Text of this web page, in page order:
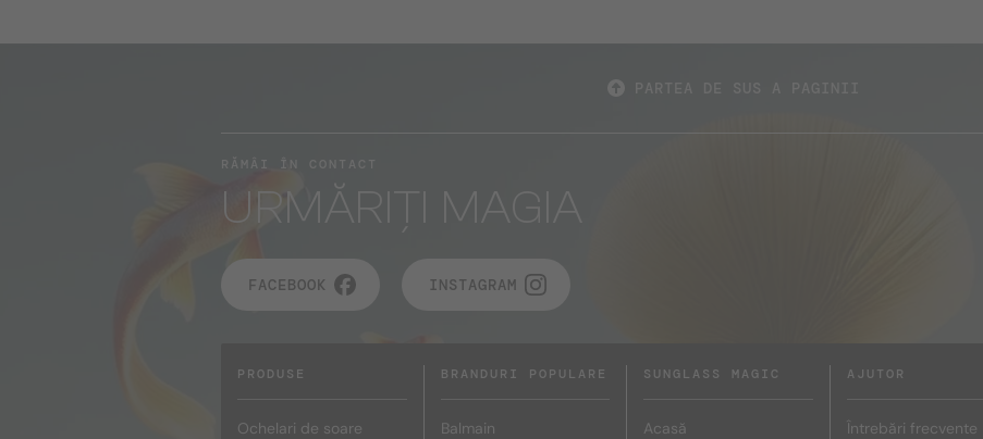
RĂMÂI ÎN CONTACT
URMĂRIȚI MAGIA
FACEBOOK INSTAGRAM
PRODUSE
Ochelari de soare
BRANDURI POPULARE
Balmain
SUNGLASS MAGIC
Acasă
AJUTOR
Întrebări frecvente